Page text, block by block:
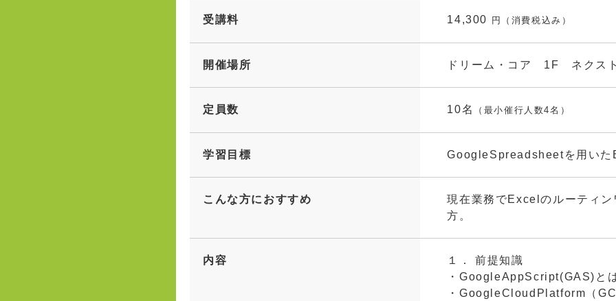
受講料 14,300 円（消費税込み）
開催場所 ドリーム・コア 1F ネクス
定員数 10名 （最小催行人数4名）
学習目標 GoogleSpreadsheetを用いた
こんな方におすすめ
現在業務でExcelのルーティ
方。
内容
１． 前提知識
・GoogleAppScript(GAS)と
・GoogleCloudPlatform（